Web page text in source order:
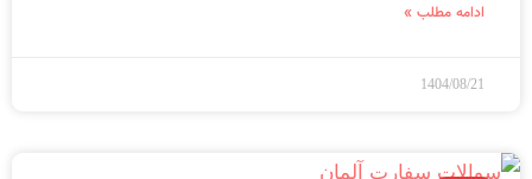
ادامه مطلب »
1404/08/21